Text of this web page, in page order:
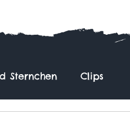
Sternchen Clips